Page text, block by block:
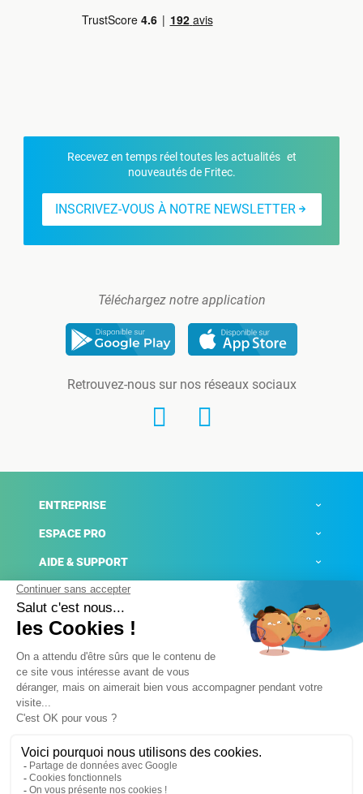
Recevez en temps réel toutes les actualités et
nouveautés de Fritec.
INSCRIVEZ-VOUS À NOTRE NEWSLETTER
Téléchargez notre application
Retrouvez-nous sur nos réseaux sociaux
ENTREPRISE
ESPACE PRO
AIDE & SUPPORT
ACTUALITÉS
Mentions légales
Conditions générales de ventes